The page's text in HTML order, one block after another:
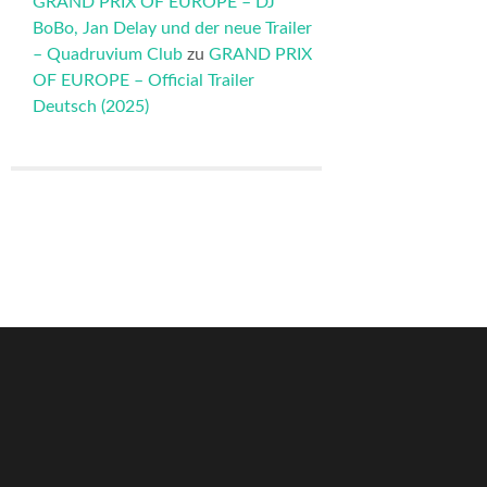
BoBo, Jan Delay und der neue Trailer
– Quadruvium Club zu GRAND PRIX
OF EUROPE – Official Trailer
Deutsch (2025)